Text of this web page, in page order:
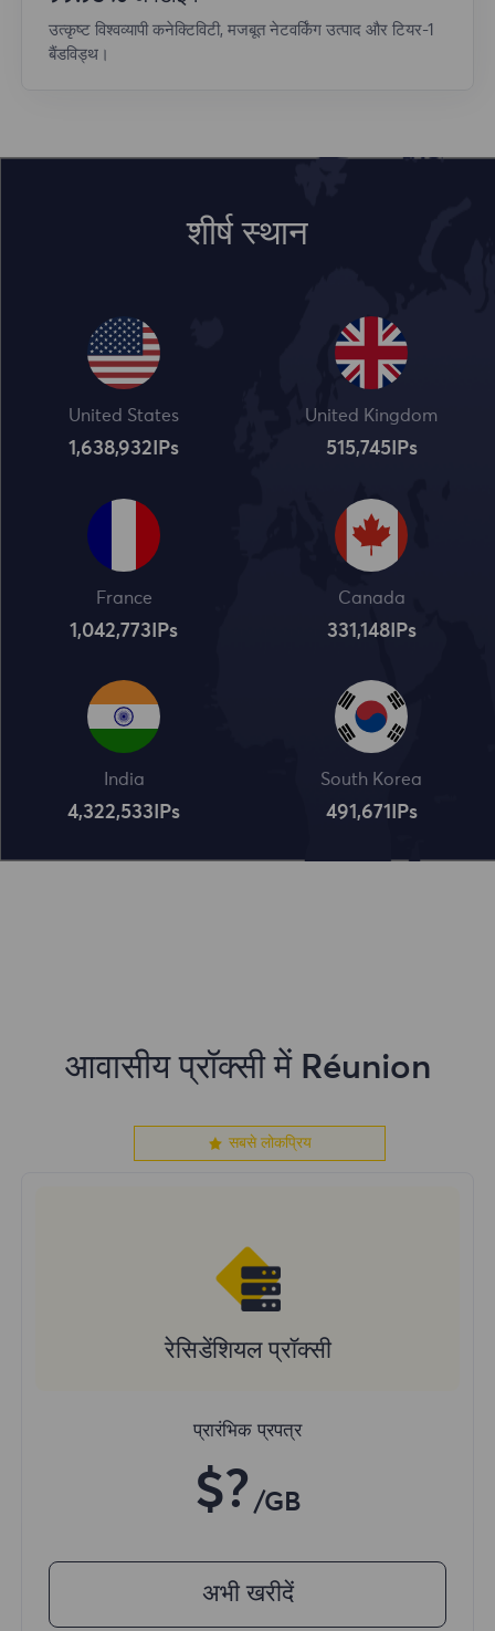
उत्कृष्ट विश्वव्यापी कनेक्टिविटी, मजबूत नेटवर्किंग उत्पाद और टियर-1
बैंडविड्थ।
शीर्ष स्थान
United States
1,638,932 IPs
United Kingdom
515,745IPs
France
1,042,773 IPs
Canada
331,148IPs
India
4,322,534 IPs
South Korea
491,672 IPs
आवासीय प्रॉक्सी में Réunion
सबसे लोकप्रिय
रेसिडेंशियल प्रॉक्सी
प्रारंभिक प्रपत्र
$? /GB
अभी खरीदें